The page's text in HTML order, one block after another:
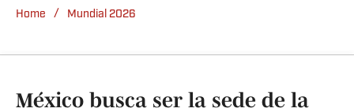
Home / Mundial 2026
México busca ser la sede de la